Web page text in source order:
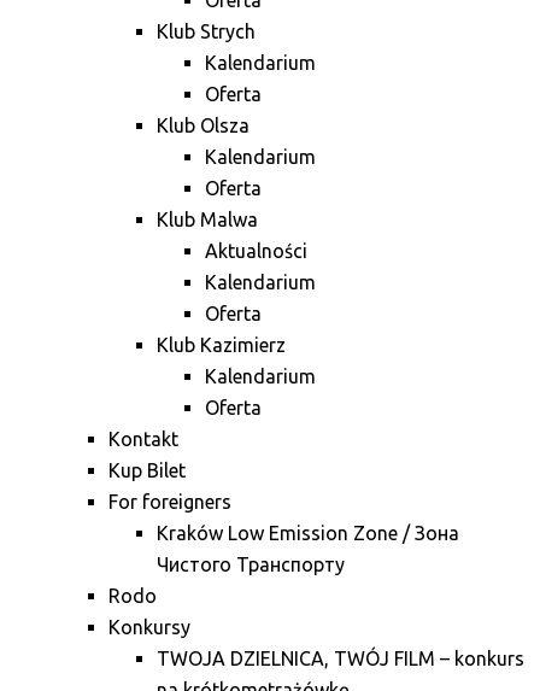
Klub Strych
Kalendarium
Oferta
Klub Olsza
Kalendarium
Oferta
Klub Malwa
Aktualności
Kalendarium
Oferta
Klub Kazimierz
Kalendarium
Oferta
Kontakt
Kup Bilet
For foreigners
Kraków Low Emission Zone / Зона
Чистого Транспорту
Rodo
Konkursy
TWOJA DZIELNICA, TWÓJ FILM – konkurs